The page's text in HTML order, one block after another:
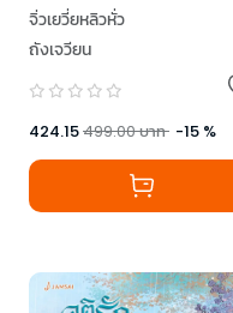
จิ่วเยวี่ยหลิวหั่ว
ถังเจวียน
424.15499.00บาท -15 %